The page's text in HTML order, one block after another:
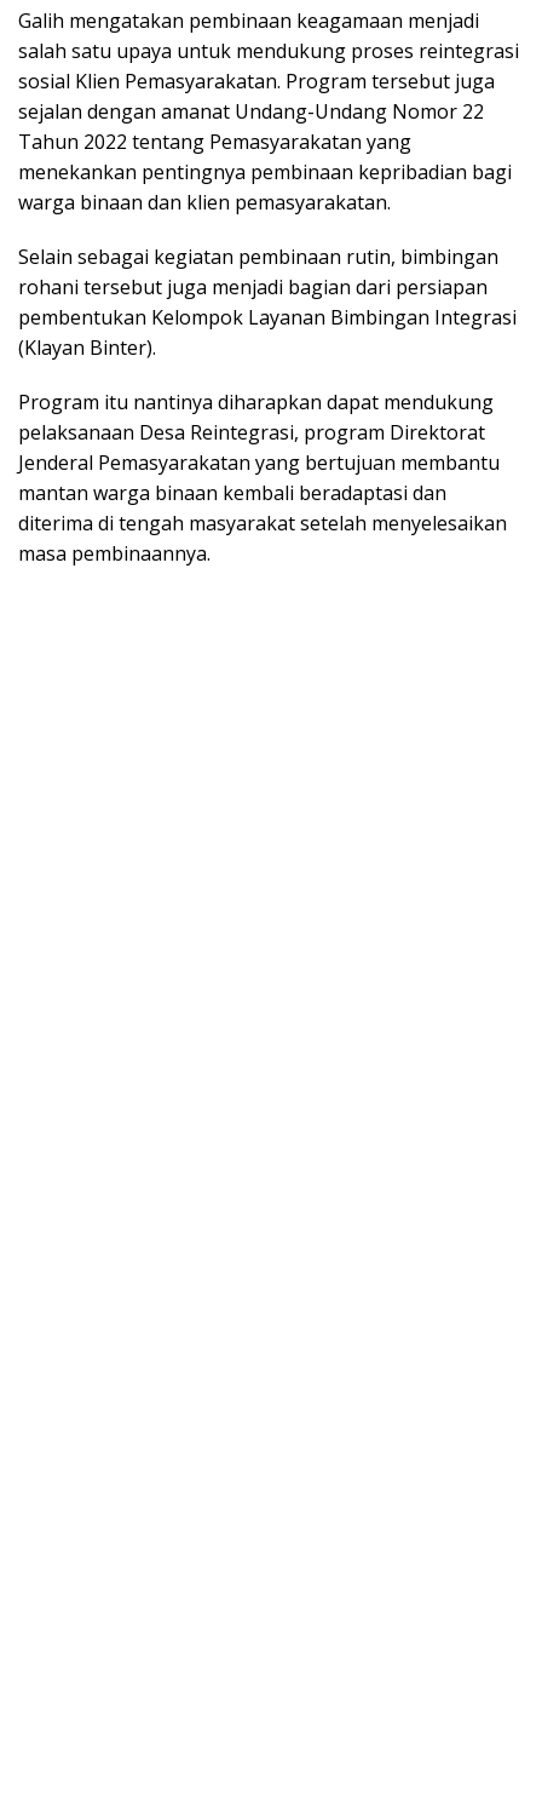
Galih mengatakan pembinaan keagamaan menjadi
salah satu upaya untuk mendukung proses reintegrasi
sosial Klien Pemasyarakatan. Program tersebut juga
sejalan dengan amanat Undang-Undang Nomor 22
Tahun 2022 tentang Pemasyarakatan yang
menekankan pentingnya pembinaan kepribadian bagi
warga binaan dan klien pemasyarakatan.
Selain sebagai kegiatan pembinaan rutin, bimbingan
rohani tersebut juga menjadi bagian dari persiapan
pembentukan Kelompok Layanan Bimbingan Integrasi
(Klayan Binter).
Program itu nantinya diharapkan dapat mendukung
pelaksanaan Desa Reintegrasi, program Direktorat
Jenderal Pemasyarakatan yang bertujuan membantu
mantan warga binaan kembali beradaptasi dan
diterima di tengah masyarakat setelah menyelesaikan
masa pembinaannya.